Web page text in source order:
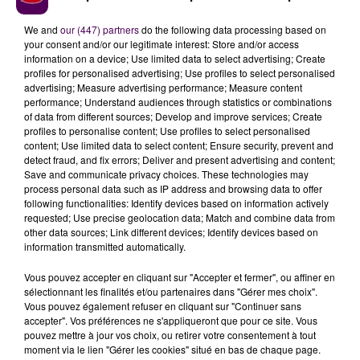
À LA UNE
7 août 2026
Gagnez vos pass pour le V and B Fest' 2026 !
11 juillet 2026
Inscrivez-vous au casting The Voice & The Voice
Kids !
We and our (447) partnersdo the following data processing based on
your consent and/or our legitimate interest: Store and/or access
information on a device; Use limited data to select advertising; Create
profiles for personalised advertising; Use profiles to select personalised
advertising; Measure advertising performance; Measure content
performance; Understand audiences through statistics or combinations
of data from different sources; Develop and improve services; Create
profiles to personalise content; Use profiles to select personalised
content; Use limited data to select content; Ensure security, prevent and
detect fraud, and fix errors; Deliver and present advertising and content;
Save and communicate privacy choices. These technologies may
process personal data such as IP address and browsing data to offer
following functionalities: Identify devices based on information actively
requested; Use precise geolocation data; Match and combine data from
other data sources; Link different devices; Identify devices based on
information transmitted automatically.
Vous pouvez accepter en cliquant sur "Accepter et fermer", ou affiner en
sélectionnant les finalités et/ou partenaires dans "Gérer mes choix".
Vous pouvez également refuser en cliquant sur "Continuer sans
accepter". Vos préférences ne s'appliqueront que pour ce site. Vous
pouvez mettre à jour vos choix, ou retirer votre consentement à tout
moment via le lien "Gérer les cookies" situé en bas de chaque page.